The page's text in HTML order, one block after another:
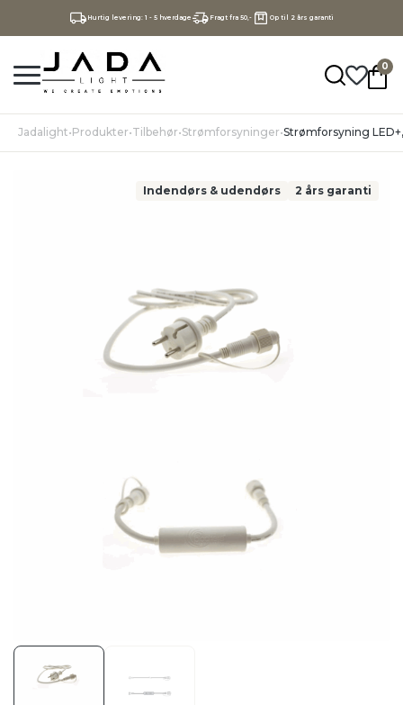
Hurtig levering: 1 - 5 hverdage Fragt fra 50,- Op til 2 års garanti
0
Jadalight•Produkter•Tilbehør•Strømforsyninger•Strømforsyning
Indendørs & udendørs 2 års garanti